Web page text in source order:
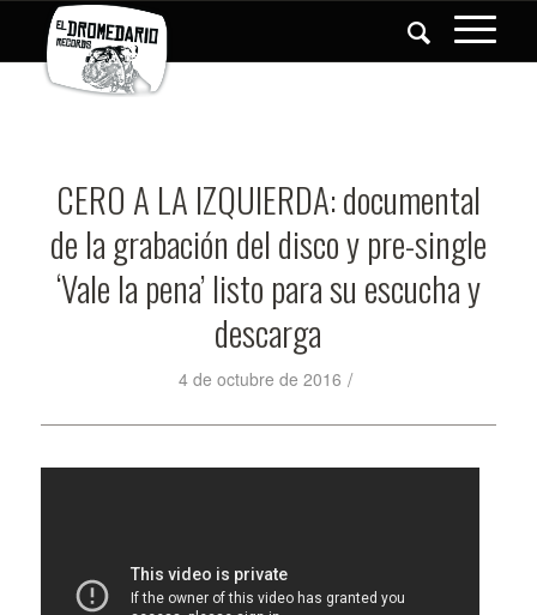
CERO A LA IZQUIERDA: documental
de la grabación del disco y pre-single
‘Vale la pena’ listo para su escucha y
descarga
4 de octubre de 2016 /